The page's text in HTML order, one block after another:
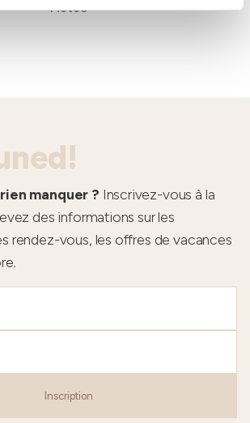
Météo
manquer ? Inscrivez-vous à la
des informations sur les
rendez-vous, les offres de vacances
Inscription